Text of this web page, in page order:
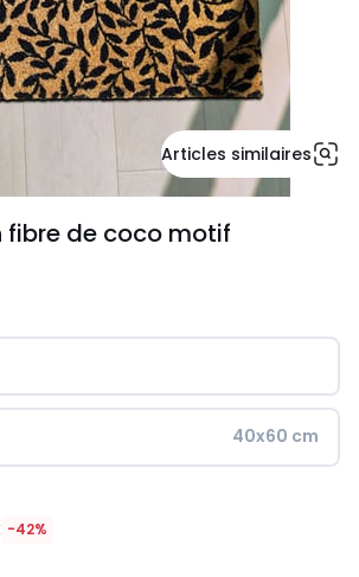
Articles similaires
fibre de coco motif
40x60 cm
-42%